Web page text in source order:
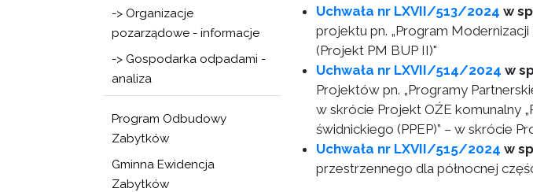
-> Organizacje
pozarządowe - informacje
-> Gospodarka odpadami -
analiza
Program Odbudowy
Zabytków
Gminna Ewidencja
Zabytków
Uchwała nr LXVII/513/2024 w
projektu pn. „Program
(Projekt PM BUP II)"
Uchwała nr LXVII/514/2024 w
Projektów pn. „Programy
w skrócie Projekt OŹE komunalny
świdnickiego (PPEP)” – w skrócie
Uchwała nr LXVII/515/2024 w
przestrzennego dla północnej